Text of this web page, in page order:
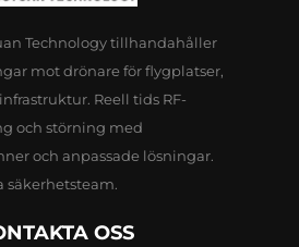
Technology tillhandahåller
mot drönare för flygplatser,
Reell tids RF-
och störning med
och anpassade lösningar.
säkerhetsteam.
OSS